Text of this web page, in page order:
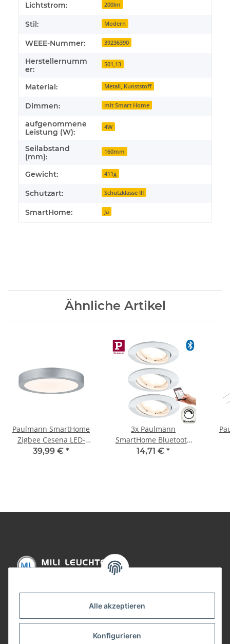
Alle akzeptieren
Konfigurieren
Lichtstrom: 200lm
Stil: Modern
WEEE-Nummer: 39236390
Herstellernumm
er:
501,13
Material: Metall, Kunststoff
Dimmen: mit Smart Home
aufgenommene
Leistung (W):
4W
Seilabstand
(mm):
160mm
Gewicht: 411g
Schutzart: Schutzklasse III
SmartHome: Ja
Ähnliche Artikel
Paulmann SmartHome
Zigbee Cesena LED-
Panel 300mm 17W
39,99 € *
3x Paulmann
SmartHome Bluetooth
Goal Einbauleuchten Set
14,71 € *
Gesetzliche Informationen